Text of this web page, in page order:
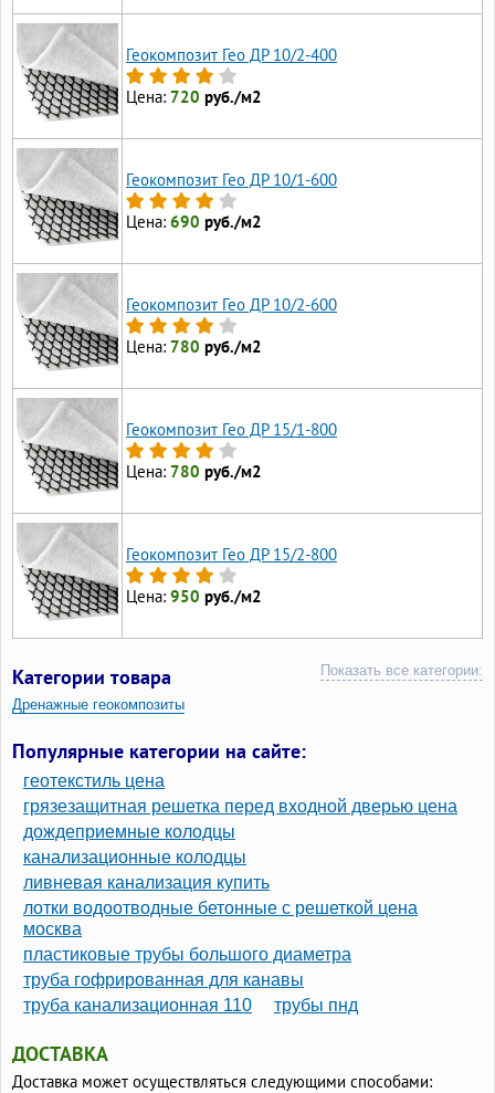
Геокомпозит Гео ДР 10/2-400
Цена: 720 руб./м2
Геокомпозит Гео ДР 10/1-600
Цена: 690 руб./м2
Геокомпозит Гео ДР 10/2-600
Цена: 780 руб./м2
Геокомпозит Гео ДР 15/1-800
Цена: 780 руб./м2
Геокомпозит Гео ДР 15/2-800
Цена: 950 руб./м2
Категории товара Показать все категории:
Дренажные геокомпозиты
Популярные категории на сайте:
геотекстиль цена
грязезащитная решетка перед входной дверью цена
дождеприемные колодцы
канализационные колодцы
ливневая канализация купить
лотки водоотводные бетонные с решеткой цена
москва
пластиковые трубы большого диаметра
труба гофрированная для канавы
труба канализационная 110
трубы пнд
ДОСТАВКА
Доставка может осуществляться следующими способами: